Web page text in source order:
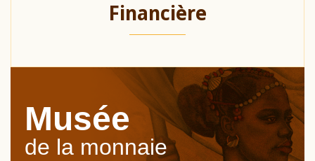
Financière
Musée
de la monnaie